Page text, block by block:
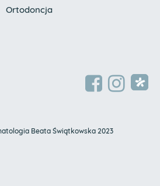
Ortodoncja
Beata Świątkowska 2023